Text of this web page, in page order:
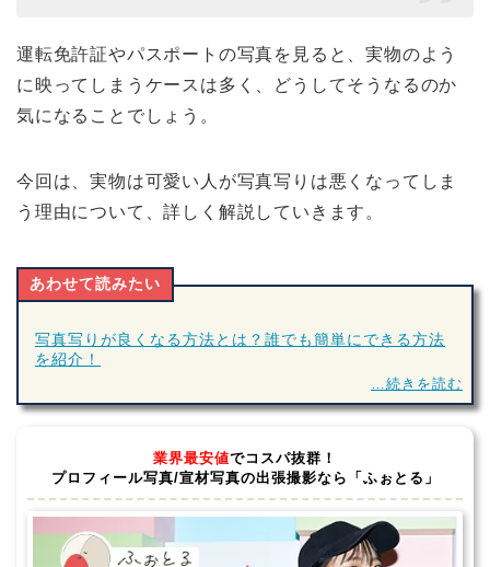
運転免許証やパスポートの写真を見ると、実物のよう
に映ってしまうケースは多く、どうしてそうなるのか
気になることでしょう。
今回は、実物は可愛い人が写真写りは悪くなってしま
う理由について、詳しく解説していきます。
あわせて読みたい
写真写りが良くなる方法とは？誰でも簡単にできる方法
を紹介！
…続きを読む
業界最安値でコスパ抜群！
プロフィール写真/宣材写真の出張撮影なら「ふぉとる」